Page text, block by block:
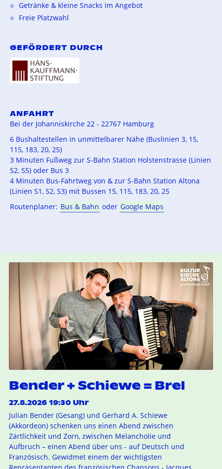
Getränke & kleine Snacks im Angebot
Freie Platzwahl
GEFÖRDERT DURCH
ANFAHRT
Bei der Johanniskirche 22 - 22767 Hamburg
6 Bushaltestellen in unmittelbarer Nähe (Buslinien 3, 15,
115, 183, 20, 25)
3 Minuten Fußweg zur S-Bahn Station Holstenstrasse (Linien
S2, S5) oder Bus 3
4 Minuten Bus-Fahrtweg von & zur S-Bahn Station Altona
(Linien S1, S2, S3) mit Bussen 15, 115, 183, 20, 25
Routenplaner: Bus & Bahn oder Google Maps
Bender + Schiewe = Brel
27.8.2026 19:30 Uhr
Julian Bender (Gesang) und Gerhard A. Schiewe
(Akkordeon) schenken uns einen Abend zwischen
Zärtlichkeit und Zorn, zwischen Melancholie und
Aufbruch – einen Abend über uns - auf Deutsch und
Französisch. Gewidmet einem der wichtigsten